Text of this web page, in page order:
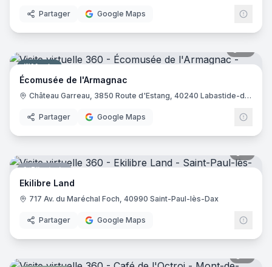
Partager Google Maps
Musée
Écomusée de l'Armagnac
Château Garreau, 3850 Route d'Estang, 40240 Labastide-d'Armagnac
Partager Google Maps
Bijouterie
Ekilibre Land
717 Av. du Maréchal Foch, 40990 Saint-Paul-lès-Dax
Partager Google Maps